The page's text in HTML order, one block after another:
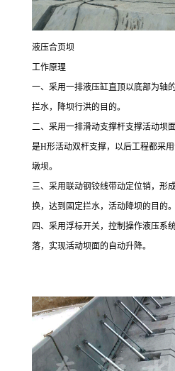
液压合页坝
工作原理
一、采用一排液压缸直顶以底部为轴
拦水，降坝行洪的目的。
二、采用一排滑动支撑杆支撑活动坝
是H形活动双杆支撑，以后工程都采
墩坝。
三、采用联动钢铰线带动定位销，形
换，达到固定拦水，活动降坝的目的。
四、采用浮标开关，控制操作液压系
落，实现活动坝面的自动升降。